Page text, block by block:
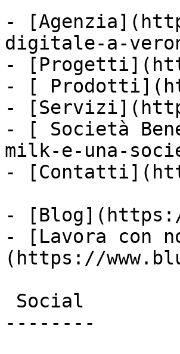
-
digitale-a-
-
- [
-
- [ Società
milk-e-una-
-
-
- [Lavora con
(https://
--------